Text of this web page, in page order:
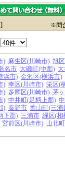
] ※問
) 麻生区(川崎市) 旭
名市 大磯町(中郡)
浜市) 金沢区(横浜市)
) 幸区(川崎市) 栄区(
) 多摩区(川崎市) 茅
) 中井町(足柄上郡)
) 秦野市 葉山町(三浦
下郡) 三浦市 緑区(相
宮前区(川崎市) 山北